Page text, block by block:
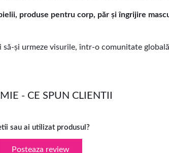
produse pentru corp, păr și îngrijire
să-și urmeze visurile, într-o comunitate
- CE SPUN CLIENTII
sau ai utilizat produsul?
Posteaza review